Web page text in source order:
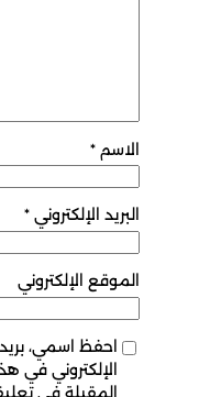
الاسم*
البريد الإلكتروني *
الموقع الإلكتروني
احفظ اسمي، بريدي
الإلكتروني في
المقبلة في